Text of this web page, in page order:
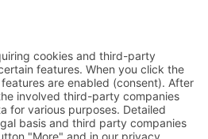
VORTEILE
PIEPER-SHOPS
UNS AUCH